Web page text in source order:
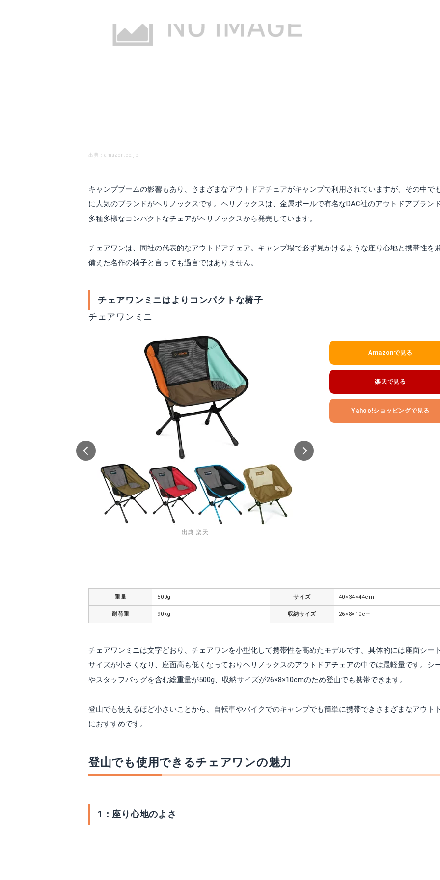
出典：amazon.co.jp
キャンプブームの影響もあり、さまざまなアウトドアチェアがキャンプで利用されていますが、その中で
に人気のブランドがヘリノックスです。ヘリノックスは、金属ポールで有名なDAC社のアウトドアブラン
多種多様なコンパクトなチェアがヘリノックスから発売しています。
チェアワンは、同社の代表的なアウトドアチェア。キャンプ場で必ず見かけるような座り心地と携帯性を
備えた名作の椅子と言っても過言ではありません。
チェアワンミニはよりコンパクトな椅子
チェアワンミニ
出典:楽天
Amazonで見る
楽天で見る
Yahoo!ショッピングで見る
重量 500g サイズ 40×34×44cm
耐荷重 90kg 収納サイズ 26×8×10cm
チェアワンミニは文字どおり、チェアワンを小型化して携帯性を高めたモデルです。具体的には座面シー
サイズが小さくなり、座面高も低くなっておりヘリノックスのアウトドアチェアの中では最軽量です。シ
やスタッフバッグを含む総重量が500g、収納サイズが26×8×10cmのため登山でも携帯できます。
登山でも使えるほど小さいことから、自転車やバイクでのキャンプでも簡単に携帯できさまざまなアウト
におすすめです。
登山でも使用できるチェアワンの魅力
1：座り心地のよさ